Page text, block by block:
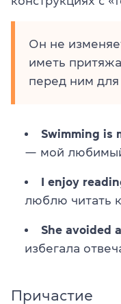
Он не
иметь
перед ним для
Swimming is
— мой
I enjoy
люблю читать
She avoided
избегала
Причастие